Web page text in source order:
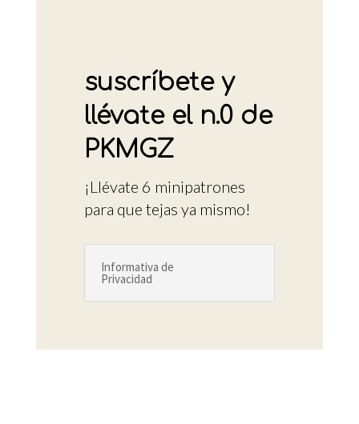
suscríbete y
llévate el n.0 de
PKMGZ
¡Llévate 6 minipatrones
para que tejas ya mismo!
Informativa de
Privacidad